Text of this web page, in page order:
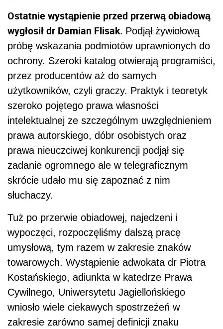
Ostatnie wystąpienie przed przerwą obiadową
wygłosił dr Damian Flisak. Podjął żywiołową
próbę wskazania podmiotów uprawnionych do
ochrony. Szeroki katalog otwierają programiści,
przez producentów aż do samych
użytkowników, czyli graczy. Praktyk i teoretyk
szeroko pojętego prawa własności
intelektualnej ze szczególnym uwzględnieniem
prawa autorskiego, dóbr osobistych oraz
prawa nieuczciwej konkurencji podjął się
zadanie ogromnego ale w telegraficznym
skrócie udało mu się zapoznać z nim
słuchaczy.
Tuż po przerwie obiadowej, najedzeni i
wypoczęci, rozpoczęliśmy dalszą pracę
umysłową, tym razem w zakresie znaków
towarowych. Wystąpienie adwokata dr Piotra
Kostańskiego, adiunkta w katedrze Prawa
Cywilnego, Uniwersytetu Jagiellońskiego
wniosło wiele ciekawych spostrzeżeń w
zakresie zarówno samej definicji znaku